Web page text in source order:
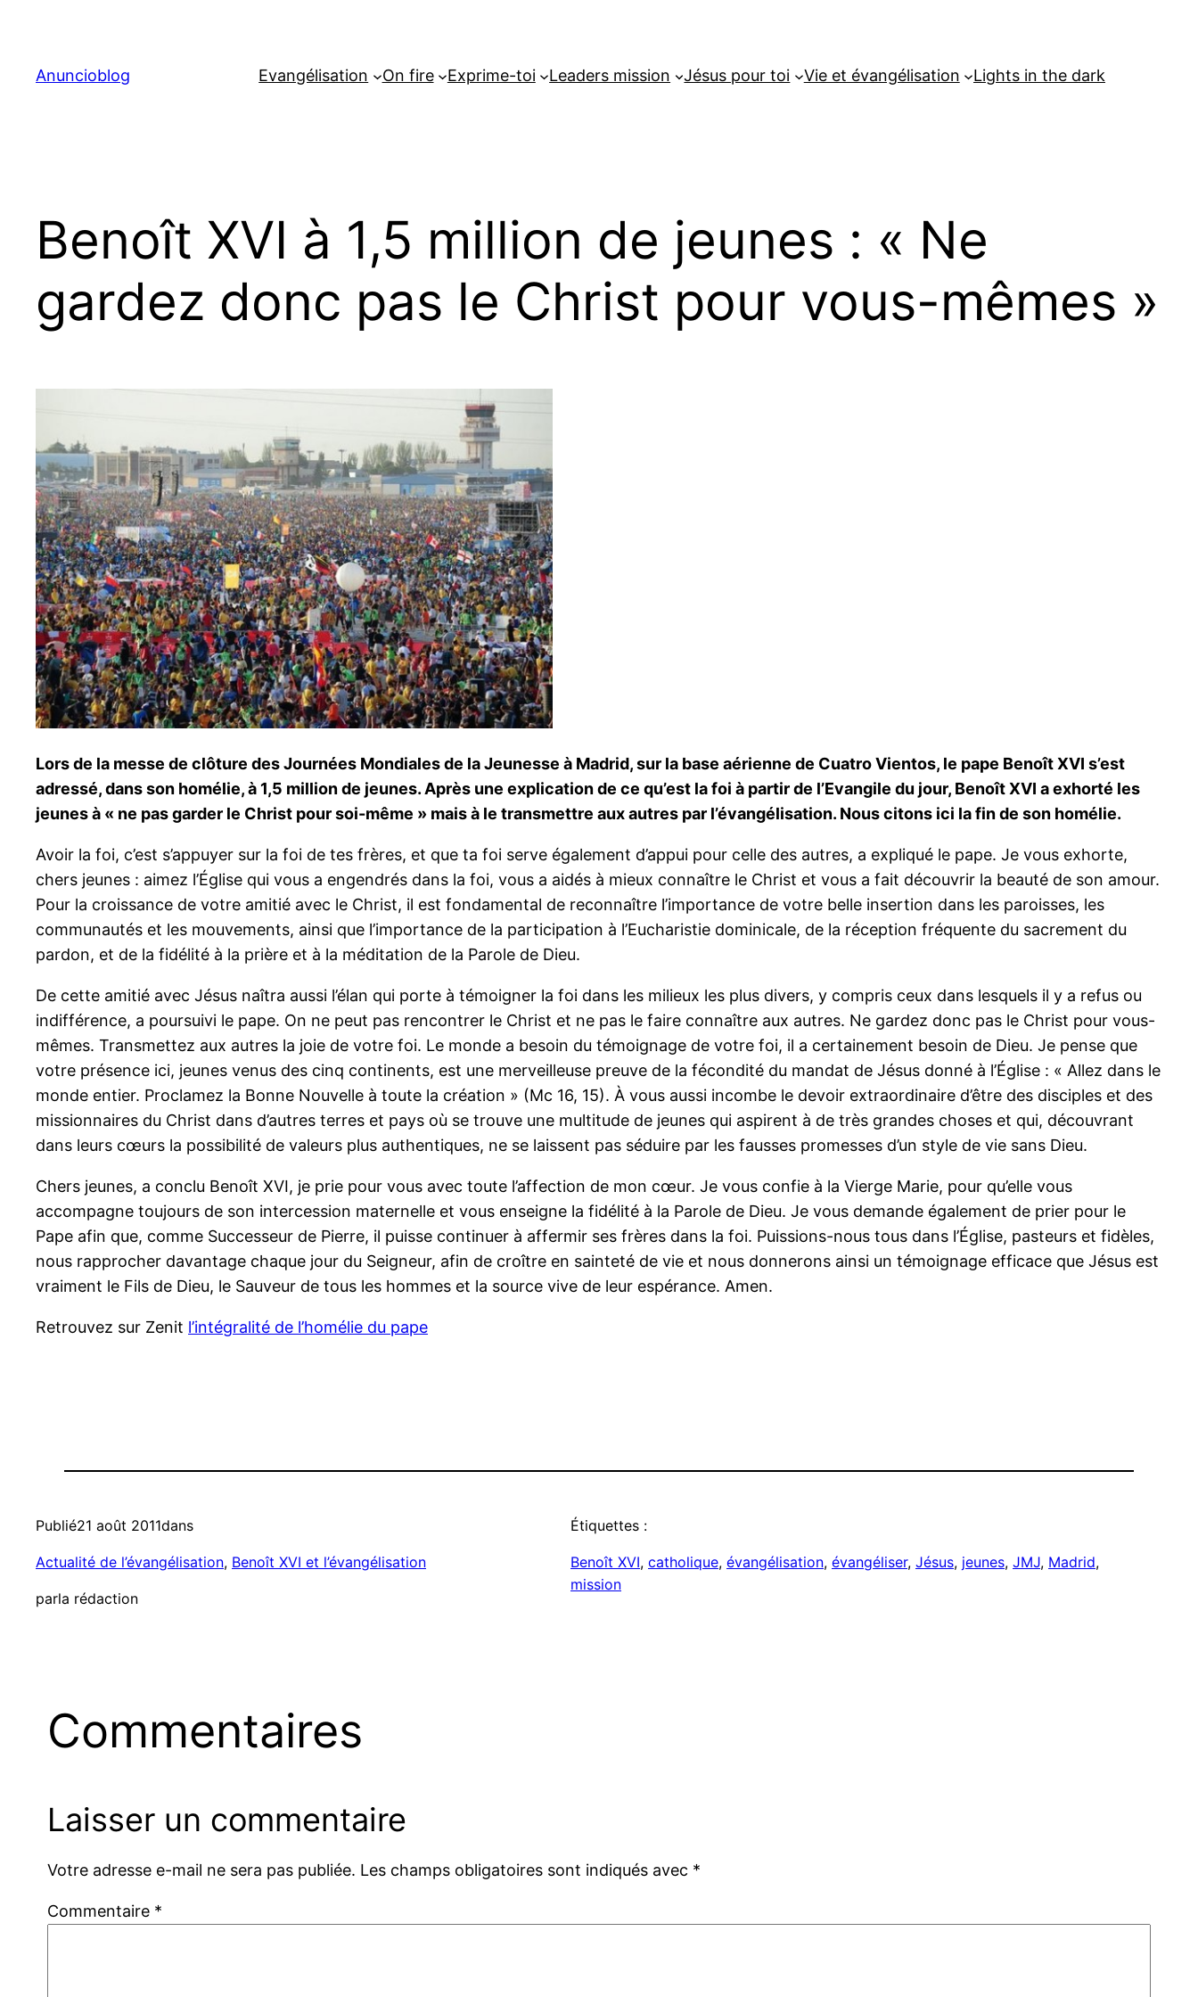
contenu
Anuncioblog Evangélisation On fire Exprime-toi Leaders mission Jésus pour toi Vie et évangélisation Lights in the dark
Benoît XVI à 1,5 million de jeunes : « Ne
gardez donc pas le Christ pour vous-mêmes »
Lors de la messe de clôture des Journées Mondiales de la Jeunesse à Madrid, sur la base aérienne de Cuatro Vientos, le pape Benoît XVI s’est
adressé, dans son homélie, à 1,5 million de jeunes. Après une explication de ce qu’est la foi à partir de l’Evangile du jour, Benoît XVI a exhorté les
jeunes à « ne pas garder le Christ pour soi-même » mais à le transmettre aux autres par l’évangélisation. Nous citons ici la fin de son homélie.
Avoir la foi, c’est s’appuyer sur la foi de tes frères, et que ta foi serve également d’appui pour celle des autres, a expliqué le pape. Je vous exhorte,
chers jeunes : aimez l’Église qui vous a engendrés dans la foi, vous a aidés à mieux connaître le Christ et vous a fait découvrir la beauté de son amour.
Pour la croissance de votre amitié avec le Christ, il est fondamental de reconnaître l’importance de votre belle insertion dans les paroisses, les
communautés et les mouvements, ainsi que l’importance de la participation à l’Eucharistie dominicale, de la réception fréquente du sacrement du
pardon, et de la fidélité à la prière et à la méditation de la Parole de Dieu.
De cette amitié avec Jésus naîtra aussi l’élan qui porte à témoigner la foi dans les milieux les plus divers, y compris ceux dans lesquels il y a refus ou
indifférence, a poursuivi le pape. On ne peut pas rencontrer le Christ et ne pas le faire connaître aux autres. Ne gardez donc pas le Christ pour vous-
mêmes. Transmettez aux autres la joie de votre foi. Le monde a besoin du témoignage de votre foi, il a certainement besoin de Dieu. Je pense que
votre présence ici, jeunes venus des cinq continents, est une merveilleuse preuve de la fécondité du mandat de Jésus donné à l’Église : « Allez dans le
monde entier. Proclamez la Bonne Nouvelle à toute la création » (Mc 16, 15). À vous aussi incombe le devoir extraordinaire d’être des disciples et des
missionnaires du Christ dans d’autres terres et pays où se trouve une multitude de jeunes qui aspirent à de très grandes choses et qui, découvrant
dans leurs cœurs la possibilité de valeurs plus authentiques, ne se laissent pas séduire par les fausses promesses d’un style de vie sans Dieu.
Chers jeunes, a conclu Benoît XVI, je prie pour vous avec toute l’affection de mon cœur. Je vous confie à la Vierge Marie, pour qu’elle vous
accompagne toujours de son intercession maternelle et vous enseigne la fidélité à la Parole de Dieu. Je vous demande également de prier pour le
Pape afin que, comme Successeur de Pierre, il puisse continuer à affermir ses frères dans la foi. Puissions-nous tous dans l’Église, pasteurs et fidèles,
nous rapprocher davantage chaque jour du Seigneur, afin de croître en sainteté de vie et nous donnerons ainsi un témoignage efficace que Jésus est
vraiment le Fils de Dieu, le Sauveur de tous les hommes et la source vive de leur espérance. Amen.
Retrouvez sur Zenit l’intégralité de l’homélie du pape
Publié21 août 2011dans
Actualité de l’évangélisation, Benoît XVI et l’évangélisation
parla rédaction
Étiquettes :
Benoît XVI, catholique, évangélisation, évangéliser, Jésus, jeunes, JMJ, Madrid
mission
Commentaires
Laisser un commentaire
Votre adresse e-mail ne sera pas publiée. Les champs obligatoires sont indiqués avec *
Commentaire *